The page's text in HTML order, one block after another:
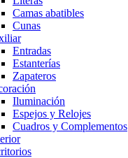
Camas abatibles
Cunas
Entradas
Estanterías
Zapateros
Iluminación
Espejos y Relojes
Cuadros y Complementos